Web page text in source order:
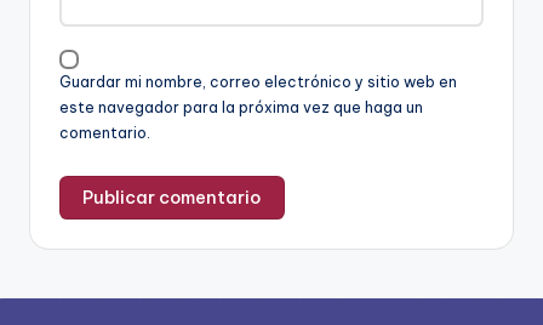
Guardar mi nombre, correo electrónico y sitio web en
este navegador para la próxima vez que haga un
comentario.